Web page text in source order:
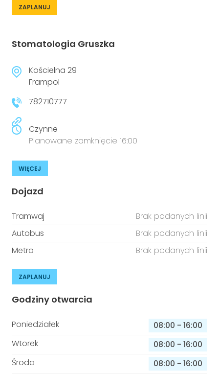
ZAPLANUJ
Stomatologia Gruszka
Kościelna 29
Frampol
782710777
Czynne
Planowane zamknięcie 16:00
WIĘCEJ
Dojazd
Tramwaj
Brak podanych linii
Autobus
Brak podanych linii
Metro
Brak podanych linii
ZAPLANUJ
Godziny otwarcia
Poniedziałek 08:00 - 16:00
Wtorek
08:00 - 16:00
Środa
08:00 - 16:00